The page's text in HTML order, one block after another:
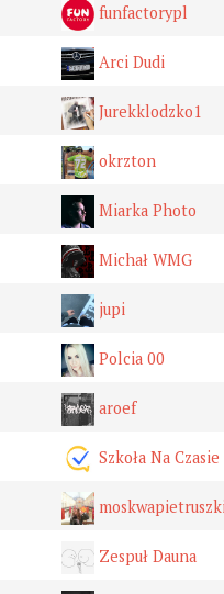
funfactorypl
Arci Dudi
Jurekklodzko1
okrzton
Miarka Photo
Michał WMG
jupi
Polcia 00
aroef
Szkoła Na Czasie
Zespuł Dauna